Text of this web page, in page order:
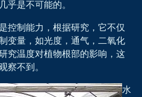
乎是不可能的。
控制能力，根据研究，它不仅
变量，如光度，通气，二氧化
究温度对植物根部的影响，这
察不到。
水